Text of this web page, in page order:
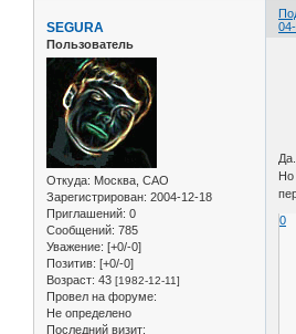
SEGURA
Пользователь
Откуда: Москва, САО
Зарегистрирован: 2004-12-18
Приглашений: 0
Сообщений: 785
Уважение: [+0/-0]
Позитив: [+0/-0]
Возраст: 43 [1982-12-11]
Провел на форуме:
Не определено
Последний визит:
Но
0